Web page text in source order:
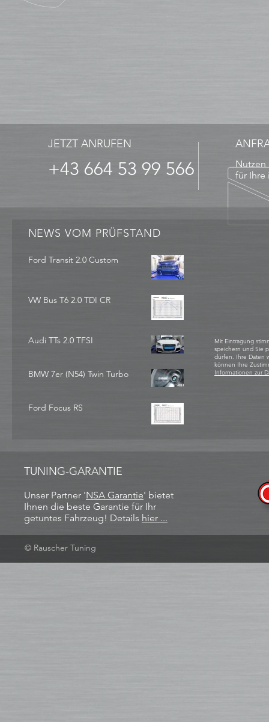
JETZT ANRUFEN
+43 664 53 99 566
Nutzen
für
NEWS VOM PRÜFSTAND
Ford Transit 2.0 Custom
VW Bus T6 2.0 TDI CR
Audi TTs 2.0 TFSI
BMW 7er (N54) Twin Turbo
Ford Focus RS
Mit Eintragung
speichern und Sie
dürfen. Ihre Daten
können Ihre
Informationen zur
TUNING-GARANTIE
Unser Partner 'NSA Garantie​' bietet
Ihnen die beste Garantie für Ihr
getuntes Fahrzeug! Details hier ...
© Rauscher Tuning